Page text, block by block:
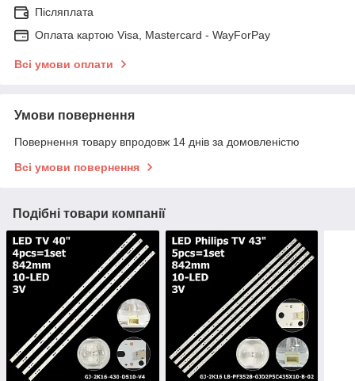
Післяплата
Оплата картою Visa, Mastercard - WayForPay
Всі умови оплати
Умови повернення
Повернення товару впродовж 14 днів за домовленістю
Всі умови повернення
Подібні товари компанії